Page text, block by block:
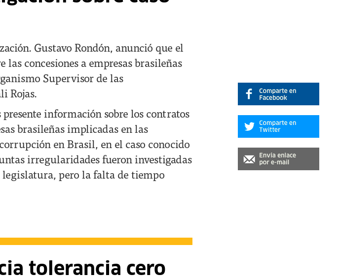
Gustavo Rondón, anunció que el
concesiones a empresas brasileñas
Supervisor de las
Rojas.
información sobre los contratos
brasileñas implicadas en las
en Brasil, en el caso conocido
irregularidades fueron investigadas
pero la falta de tiempo
tolerancia cero